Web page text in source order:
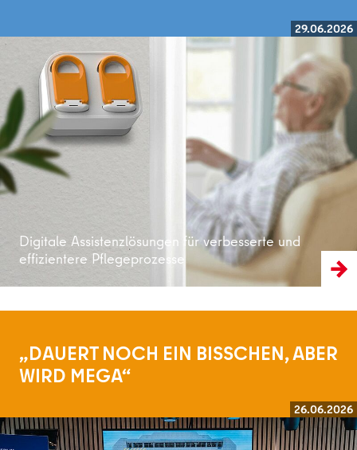
29.06.2026
Digitale Assistenzlösungen für verbesserte und
effizientere Pflegeprozesse
Weiterlesen
„DAUERT NOCH EIN BISSCHEN, ABER
WIRD MEGA“
26.06.2026